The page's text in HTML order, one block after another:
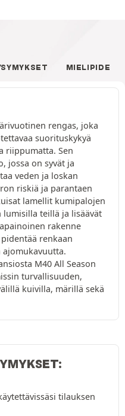
MIELIPIDE
rengas, joka
suorituskykyä
riippumatta. Sen
jossa on syvät ja
veden ja loskan
riskiä ja parantaen
lamellit kumipalojen
lumisilla teillä ja lisäävät
rakenne
renkaan
ajomukavuutta.
M40 All Season
turvallisuuden,
kuivilla, märillä sekä
tilauksen